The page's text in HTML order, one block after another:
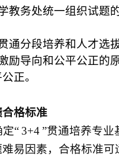
教务处统一组织试题
通分段培养和人才选
励导向和公平公正的
正。
格标准
“ 3+4”贯通培养专业
易因素，合格标准可